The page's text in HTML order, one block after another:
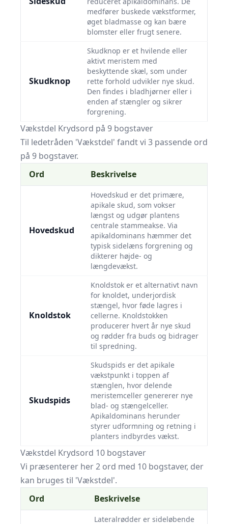
medfører buskede vækstformer,
øget bladmasse og kan bære
blomster eller frugt senere.
Skudknop
Skudknop er et hvilende eller
aktivt meristem med
beskyttende skæl, som under
rette forhold udvikler nye skud.
Den findes i bladhjørner eller i
enden af stængler og sikrer
forgrening.
Vækstdel Krydsord på 9 bogstaver
Til ledetråden 'Vækstdel' fandt vi 3 passende ord
på 9 bogstaver.
Ord
Beskrivelse
Hovedskud
Hovedskud er det primære,
apikale skud, som vokser
længst og udgør plantens
centrale stammeakse. Via
apikaldominans hæmmer det
typisk sidelæns forgrening og
dikterer højde- og
længdevækst.
Knoldstok
Knoldstok er et alternativt navn
for knoldet, underjordisk
stængel, hvor føde lagres i
cellerne. Knoldstokken
producerer hvert år nye skud
og rødder fra buds og bidrager
til spredning.
Skudspids
Skudspids er det apikale
vækstpunkt i toppen af
stænglen, hvor delende
meristemceller genererer nye
blad- og stængelceller.
Apikaldominans herunder
styrer udformning og retning i
planters indbyrdes vækst.
Vækstdel Krydsord 10 bogstaver
Vi præsenterer her 2 ord med 10 bogstaver, der
kan bruges til 'Vækstdel'.
Ord
Beskrivelse
Lateralrødder er sideløbende